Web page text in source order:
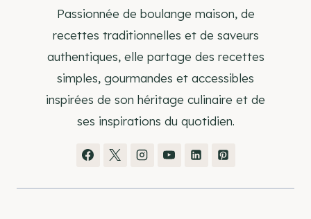
Passionnée de boulange maison, de
recettes traditionnelles et de saveurs
authentiques, elle partage des recettes
simples, gourmandes et accessibles
inspirées de son héritage culinaire et de
ses inspirations du quotidien.